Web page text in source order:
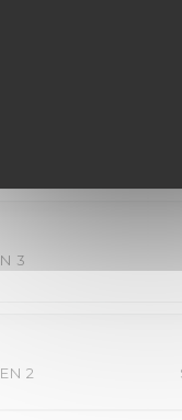
2
immédiate du
hyper agréable
3
2